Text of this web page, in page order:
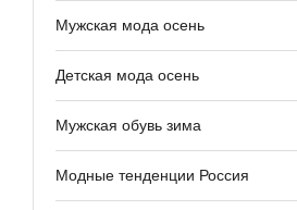
Мужская мода осень
Детская мода осень
Мужская обувь зима
Модные тенденции Россия